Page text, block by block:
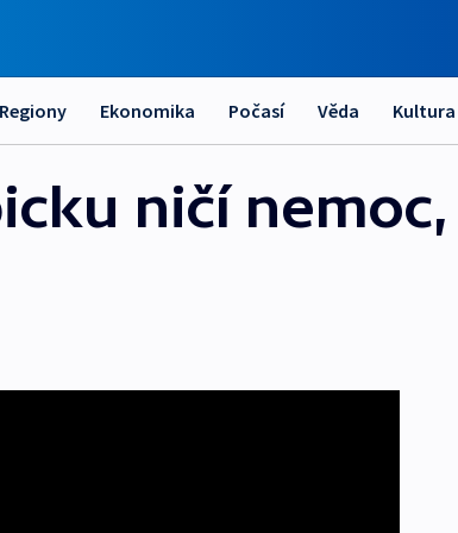
Regiony Ekonomika Počasí Věda Kultura
ničí